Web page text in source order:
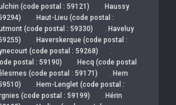
(code postal : 59121) , Haussy
, Haut-Lieu (code postal :
(code postal : 59330) , Haveluy
, Haverskerque (code postal :
(code postal : 59268) ,
postal : 59190) , Hecq (code postal
(code postal : 59171) , Hem
, Hem-Lenglet (code postal :
(code postal : 59199) , Hérin